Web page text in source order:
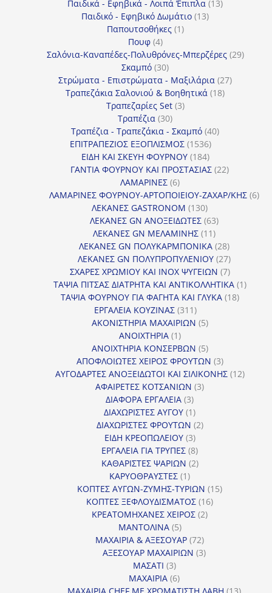
προϊόντα
Παιδικά - Εφηβικά - Λοιπά Έπιπλα 1313
Παιδικό - Εφηβικό Δωμάτιο 1313
Παπουτσοθήκες 11
Πουφ 44
προϊόντα
Σαλόνια-Καναπέδες-Πολυθρόνες-Μπερζέρες 2929
Σκαμπό 3030
προϊόντα
Στρώματα - Επιστρώματα - Μαξιλάρια 2727
Τραπεζάκια Σαλονιού & Βοηθητικά 1818
Τραπεζαρίες Set 33
Τραπέζια 3030
προϊόντα
Τραπέζια - Τραπεζάκια - Σκαμπό 4040
ΕΠΙΤΡΑΠΕΖΙΟΣ ΕΞΟΠΛΙΣΜΟΣ 15361536
προϊόντα
ΕΙΔΗ ΚΑΙ ΣΚΕΥΗ ΦΟΥΡΝΟΥ 184184
προϊόντα
ΓΑΝΤΙΑ ΦΟΥΡΝΟΥ ΚΑΙ ΠΡΟΣΤΑΣΙΑΣ 2222
ΛΑΜΑΡΙΝΕΣ 66
προϊόντα
ΛΑΜΑΡΙΝΕΣ ΦΟΥΡΝΟΥ-ΑΡΤΟΠΟΙΕΙΟΥ-ΖΑΧΑΡ/ΚΗΣ 66
ΛΕΚΑΝΕΣ GASTRONOM 130130
προϊόντα
ΛΕΚΑΝΕΣ GN ΑΝΟΞΕΙΔΩΤΕΣ 6363
ΛΕΚΑΝΕΣ GN ΜΕΛΑΜΙΝΗΣ 1111
προϊόντα
ΛΕΚΑΝΕΣ GN ΠΟΛΥΚΑΡΜΠΟΝΙΚΑ 2828
προϊόντα
ΛΕΚΑΝΕΣ GN ΠΟΛΥΠΡΟΠΥΛΕΝΙΟΥ 2727
προϊόντα
ΣΧΑΡΕΣ ΧΡΩΜΙΟΥ ΚΑΙ INOX ΨΥΓΕΙΩΝ 77
προϊόντα
ΤΑΨΙΑ ΠΙΤΣΑΣ ΔΙΑΤΡΗΤΑ ΚΑΙ ΑΝΤΙΚΟΛΛΗΤΙΚΑ 11
ΤΑΨΙΑ ΦΟΥΡΝΟΥ ΓΙΑ ΦΑΓΗΤΑ ΚΑΙ ΓΛΥΚΑ 1818
ΕΡΓΑΛΕΙΑ ΚΟΥΖΙΝΑΣ 311311
προϊόντα
ΑΚΟΝΙΣΤΗΡΙΑ ΜΑΧΑΙΡΙΩΝ 55
ΑΝΟΙΧΤΗΡΙΑ 11
προϊόν
ΑΝΟΙΧΤΗΡΙΑ ΚΟΝΣΕΡΒΩΝ 55
προϊόντα
ΑΠΟΦΛΟΙΩΤΕΣ ΧΕΙΡΟΣ ΦΡΟΥΤΩΝ 33
προϊόντα
ΑΥΓΟΔΑΡΤΕΣ ΑΝΟΞΕΙΔΩΤΟΙ ΚΑΙ ΣΙΛΙΚΟΝΗΣ 1212
ΑΦΑΙΡΕΤΕΣ ΚΟΤΣΑΝΙΩΝ 33
ΔΙΑΦΟΡΑ ΕΡΓΑΛΕΙΑ 33
προϊόντα
ΔΙΑΧΩΡΙΣΤΕΣ ΑΥΓΟΥ 11
προϊόν
ΔΙΑΧΩΡΙΣΤΕΣ ΦΡΟΥΤΩΝ 22
ΕΙΔΗ ΚΡΕΟΠΩΛΕΙΟΥ 33
προϊόντα
ΕΡΓΑΛΕΙΑ ΓΙΑ ΤΡΥΠΕΣ 88
προϊόντα
ΚΑΘΑΡΙΣΤΕΣ ΨΑΡΙΩΝ 22
ΚΑΡΥΟΘΡΑΥΣΤΕΣ 11
προϊόν
ΚΟΠΤΕΣ ΑΥΓΩΝ-ΖΥΜΗΣ-ΤΥΡΙΩΝ 1515
ΚΟΠΤΕΣ ΞΕΦΛΟΥΔΙΣΜΑΤΟΣ 1616
ΚΡΕΑΤΟΜΗΧΑΝΕΣ ΧΕΙΡΟΣ 22
ΜΑΝΤΟΛΙΝΑ 55
προϊόντα
ΜΑΧΑΙΡΙΑ & ΑΞΕΣΟΥΑΡ 7272
προϊόντα
ΑΞΕΣΟΥΑΡ ΜΑΧΑΙΡΙΩΝ 33
ΜΑΣΑΤΙ 33
προϊόντα
ΜΑΧΑΙΡΙΑ 66
προϊόντα
13